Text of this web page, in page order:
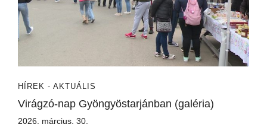
HÍREK - AKTUÁLIS
Virágzó-nap Gyöngyöstarjánban (galéria)
2026. március. 30.